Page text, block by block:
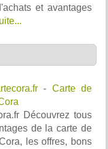
et avantages
- Carte de
Découvrez tous
de la carte de
les offres, bons